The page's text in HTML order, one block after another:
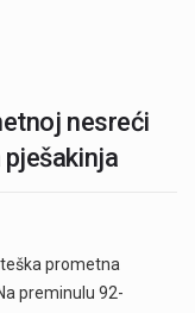
nesreći
prometna
preminulu 92-